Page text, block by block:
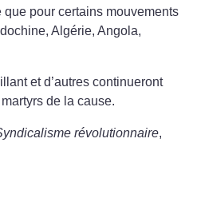
pour certains mouvements
Algérie, Angola,
et d’autres continueront
de la cause.
révolutionnaire,